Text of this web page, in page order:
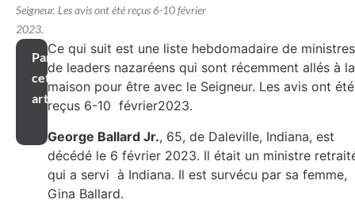
Seigneur. Les avis ont été reçus 6-10 février
2023.
Partager
cet
article
Ce qui suit est une liste hebdomadaire de
de leaders nazaréens qui sont récemment allés à la
maison pour être avec le Seigneur. Les avis ont été
reçus 6-10 février2023.
George Ballard Jr., 65, de Daleville, Indiana, est
décédé le 6 février 2023. Il était un ministre
qui a servi à Indiana. Il est survécu par sa femme,
Gina Ballard.